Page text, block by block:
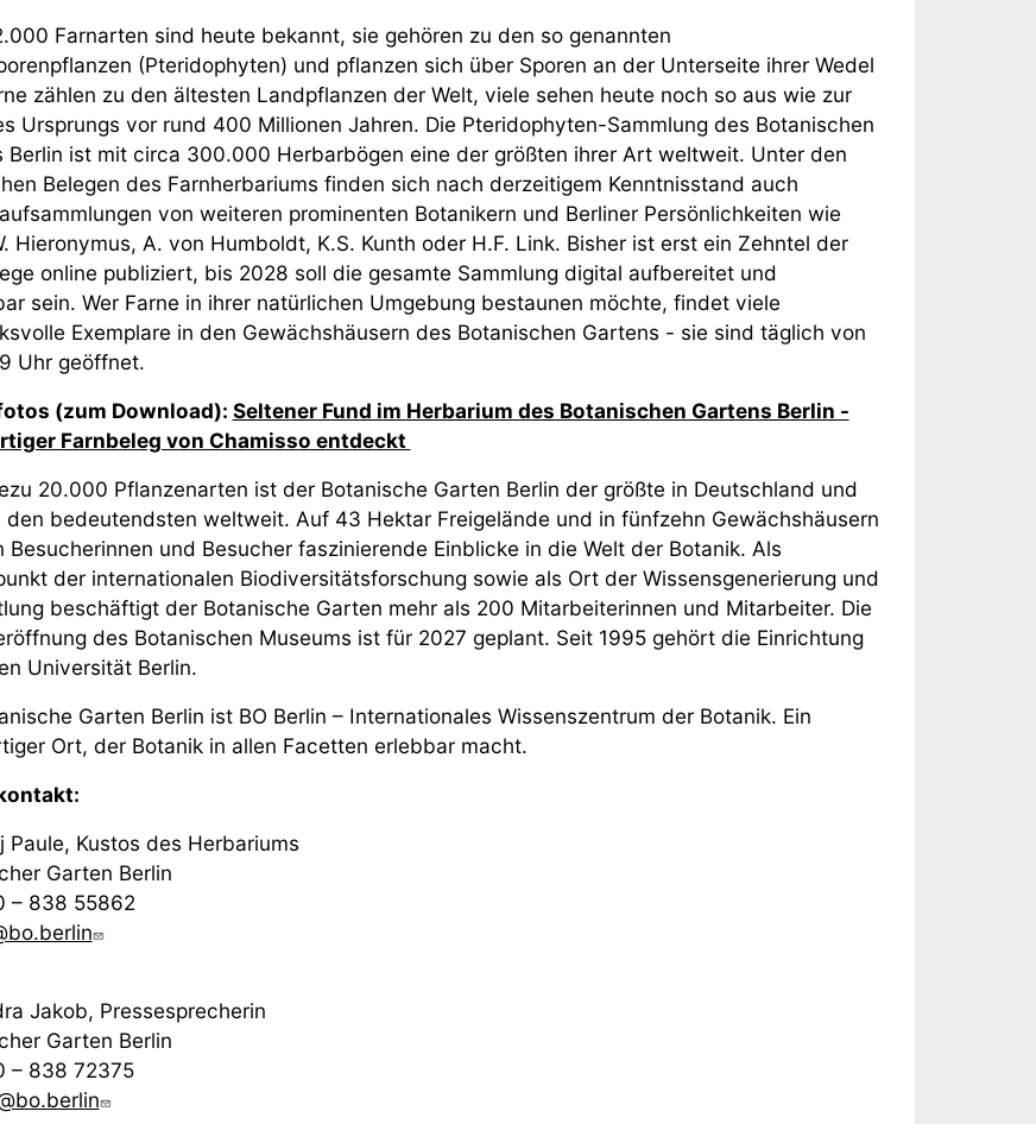
Farnarten sind heute bekannt, sie gehören zu den so genannten
(Pteridophyten) und pflanzen sich über Sporen an der Unterseite ihrer Wedel
zählen zu den ältesten Landpflanzen der Welt, viele sehen heute noch so aus wie zur
Ursprungs vor rund 400 Millionen Jahren. Die Pteridophyten-Sammlung des Botanischen
Berlin ist mit circa 300.000 Herbarbögen eine der größten ihrer Art weltweit. Unter den
Belegen des Farnherbariums finden sich nach derzeitigem Kenntnisstand auch
von weiteren prominenten Botanikern und Berliner Persönlichkeiten wie
Hieronymus, A. von Humboldt, K.S. Kunth oder H.F. Link. Bisher ist erst ein Zehntel der
online publiziert, bis 2028 soll die gesamte Sammlung digital aufbereitet und
sein. Wer Farne in ihrer natürlichen Umgebung bestaunen möchte, findet viele
Exemplare in den Gewächshäusern des Botanischen Gartens - sie sind täglich von
Uhr geöffnet.
(zum Download): Seltener Fund im Herbarium des Botanischen Gartens Berlin -
Farnbeleg von Chamisso entdeckt
20.000 Pflanzenarten ist der Botanische Garten Berlin der größte in Deutschland und
den bedeutendsten weltweit. Auf 43 Hektar Freigelände und in fünfzehn Gewächshäusern
Besucherinnen und Besucher faszinierende Einblicke in die Welt der Botanik. Als
der internationalen Biodiversitätsforschung sowie als Ort der Wissensgenerierung und
beschäftigt der Botanische Garten mehr als 200 Mitarbeiterinnen und Mitarbeiter. Die
des Botanischen Museums ist für 2027 geplant. Seit 1995 gehört die Einrichtung
Universität Berlin.
Garten Berlin ist BO Berlin – Internationales Wissenszentrum der Botanik. Ein
Ort, der Botanik in allen Facetten erlebbar macht.
Paule, Kustos des Herbariums
Garten Berlin
– 838 55862
Jakob, Pressesprecherin
Garten Berlin
– 838 72375